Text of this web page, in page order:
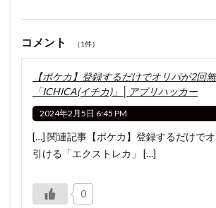
コメント （1件）
【ポケカ】登録するだけでオリパが2回
「ICHICA(イチカ)」│アプリハッカー
2024年2月5日 6:45 PM
[…] 関連記事【ポケカ】登録するだけで
引ける「エクストレカ」 […]
0